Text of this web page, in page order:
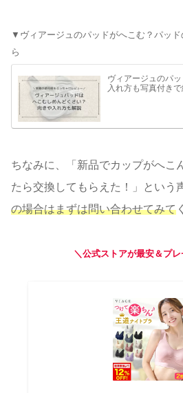
▼ヴィアージュのパッドがへこむ？パッ
ら
ヴィアージュのパ
入れ方も写真付き
ちなみに、「新品でカップがへこ
たら交換してもらえた！」という
の場合はまずは問い合わせてみて
＼公式ストアが最安＆プ